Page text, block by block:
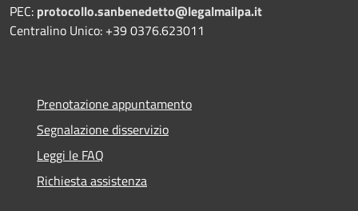
PEC: protocollo.sanbenedetto@legalmailpa.it
Centralino Unico: +39 0376.623011
Prenotazione appuntamento
Segnalazione disservizio
Leggi le FAQ
Richiesta assistenza